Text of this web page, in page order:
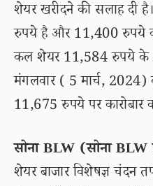
शेयर खरीदने की सलाह दी
रुपये है और 11,400 रुपये
कल शेयर 11,584 रुपये के
मंगलवार ( 5 मार्च,
11,675 रुपये पर कारोबार
सोना BLW (सोना BLW
शेयर बाजार विशेषज्ञ चंदन